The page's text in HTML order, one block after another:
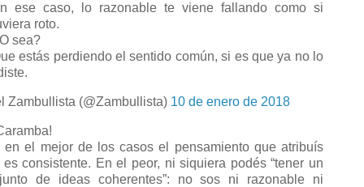
ese caso, lo razonable te viene fallando como si
roto.
sea?
estás perdiendo el sentido común, si es que ya no lo
Zambullista (@Zambullista) 10 de enero de 2018
el mejor de los casos el pensamiento que atribuís
es consistente. En el peor, ni siquiera podés “tener un
de ideas coherentes”: no sos ni razonable ni